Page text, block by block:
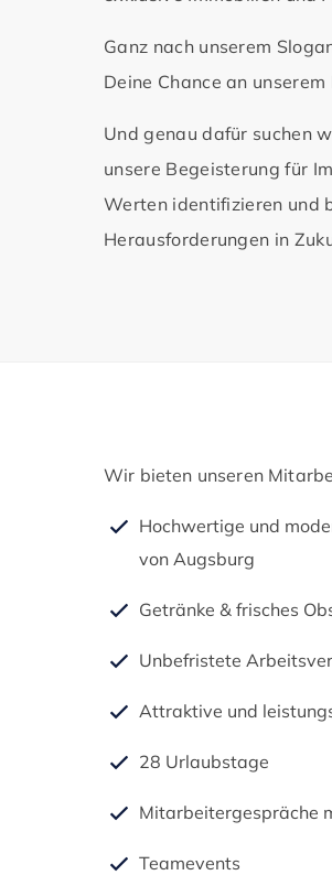
Ganz nach unserem
Deine Chance an
Und genau dafür suchen
unsere Begeisterung für
Werten identifizieren und
Herausforderungen in
Wir bieten unseren
Hochwertige und
von Augsburg
Getränke & frisches
Unbefristete
Attraktive und
28 Urlaubstage
Mitarbeitergespräche
Teamevents